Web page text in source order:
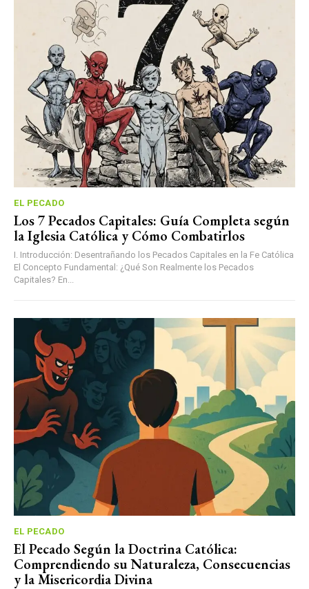
EL PECADO
Los 7 Pecados Capitales: Guía Completa según
la Iglesia Católica y Cómo Combatirlos
I. Introducción: Desentrañando los Pecados Capitales en la Fe Católica
El Concepto Fundamental: ¿Qué Son Realmente los Pecados
Capitales? En...
EL PECADO
El Pecado Según la Doctrina Católica:
Comprendiendo su Naturaleza, Consecuencias
y la Misericordia Divina